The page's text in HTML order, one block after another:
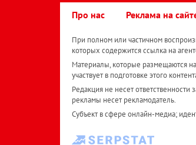
Про нас Реклама на
При полном или частичном
которых содержится ссылка на
Материалы, которые размещаются
участвует в подготовке этого
Редакция не несет
рекламы несет рекламодатель.
Субъект в сфере онлайн-медиа;